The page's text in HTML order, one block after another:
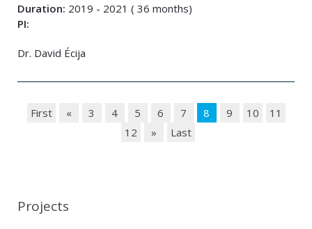
Duration: 2019 - 2021 ( 36 months)
PI:
Dr. David Écija
First « 3 4 5 6 7 8 9 10
11
12
» Last
Projects